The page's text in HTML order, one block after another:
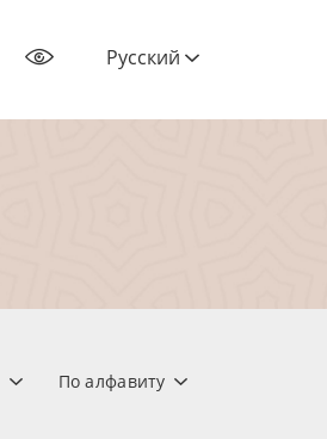
Русский
По алфавиту